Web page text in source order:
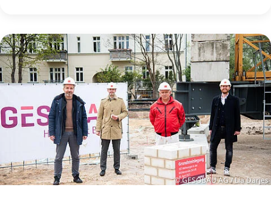
Pankower Mühlenstraße in zwei jüngst fertiggestellten
Neubauprojekten der GESOBAU.
GESOBAU AG / Lia Darjes